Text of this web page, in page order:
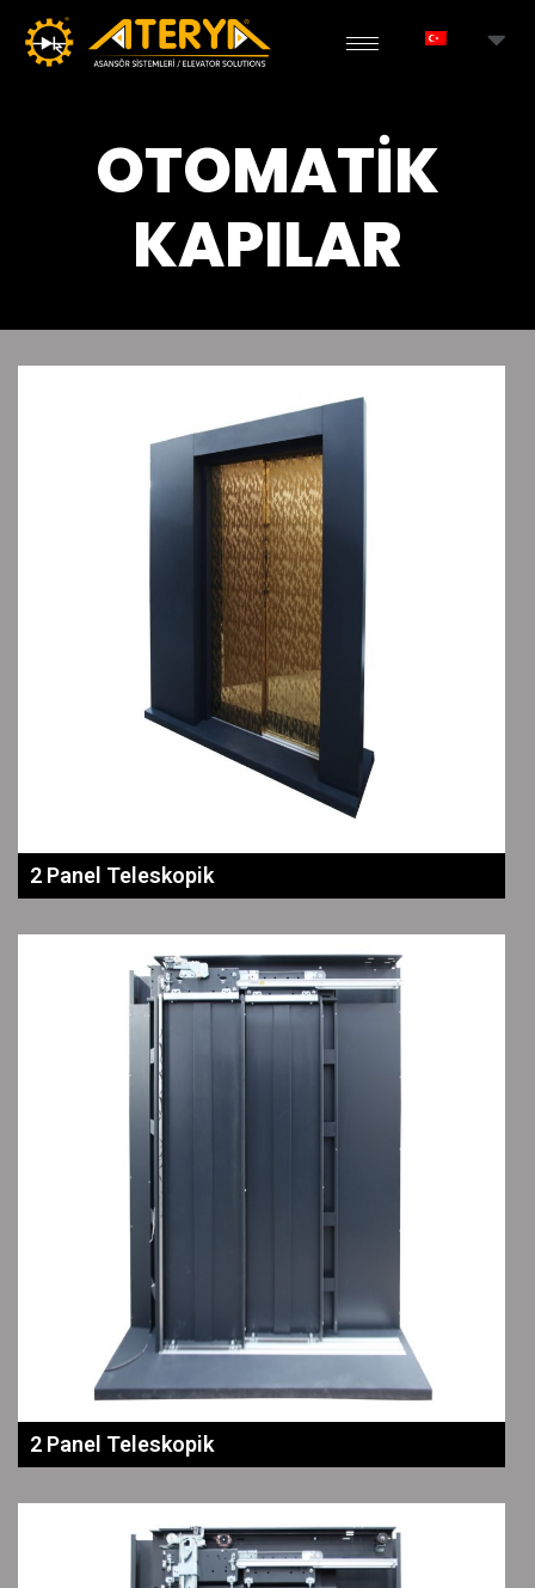
OTOMATİK
KAPILAR
2 Panel Teleskopik
2 Panel Teleskopik